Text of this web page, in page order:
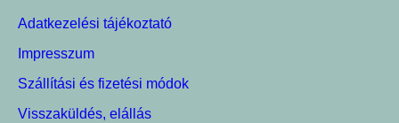
Adatkezelési tájékoztató
Impresszum
Szállítási és fizetési módok
Visszaküldés, elállás